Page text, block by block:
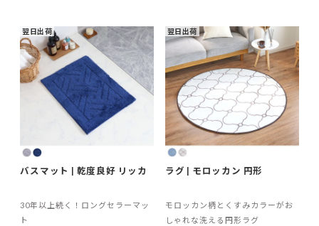
翌日出荷
バスマット | 乾度良好 リッカ
30年以上続く！ロングセラーマッ
ト
翌日出荷
ラグ | モロッカン 円形
モロッカン柄とくすみカラーがお
しゃれな洗える円形ラグ